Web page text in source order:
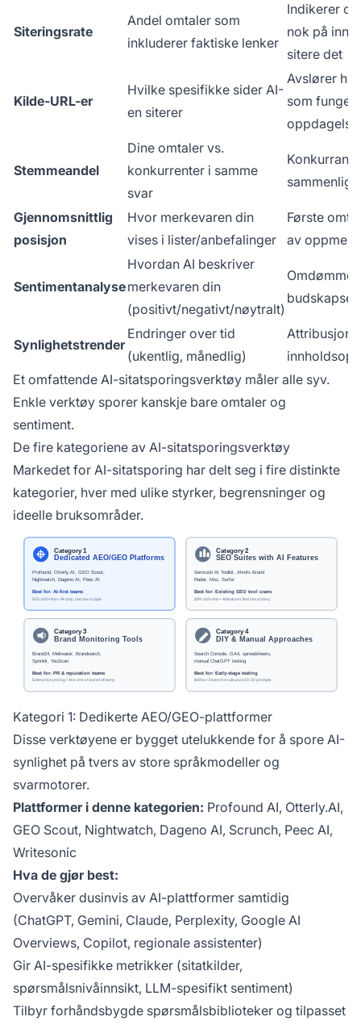
Siteringsrate
Andel omtaler som
inkluderer faktiske lenker
Indikerer
nok på
sitere det
Kilde-URL-er
Hvilke spesifikke sider AI-
en siterer
Avslører
som
oppdagelse
Stemmeandel
Dine omtaler vs.
konkurrenter i samme
svar
Gjennomsnittlig
posisjon
Hvor merkevaren din
vises i lister/anbefalinger
Første
av
Sentimentanalyse
Hvordan AI beskriver
merkevaren din
(positivt/negativt/nøytralt)
Synlighetstrender
Endringer over tid
(ukentlig, månedlig)
Attribusjon;
Et omfattende AI-sitatsporingsverktøy måler alle syv.
Enkle verktøy sporer kanskje bare omtaler og
sentiment.
De fire kategoriene av AI-sitatsporingsverktøy
Markedet for AI-sitatsporing har delt seg i fire distinkte
kategorier, hver med ulike styrker, begrensninger og
ideelle bruksområder.
Kategori 1: Dedikerte AEO/GEO-plattformer
Disse verktøyene er bygget utelukkende for å spore AI-
synlighet på tvers av store språkmodeller og
svarmotorer.
Plattformer i denne kategorien: Profound AI, Otterly.AI,
GEO Scout, Nightwatch, Dageno AI, Scrunch, Peec AI,
Writesonic
Hva de gjør best:
Overvåker dusinvis av AI-plattformer samtidig
(ChatGPT, Gemini, Claude, Perplexity, Google AI
Overviews, Copilot, regionale assistenter)
Gir AI-spesifikke metrikker (sitatkilder,
spørsmålsnivåinnsikt, LLM-spesifikt sentiment)
Tilbyr forhåndsbygde spørsmålsbiblioteker og tilpasset